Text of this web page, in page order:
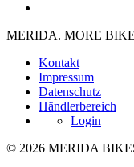
MERIDA. MORE
Kontakt
Impressum
Datenschutz
Händlerbereich
Login
© 2026 MERIDA